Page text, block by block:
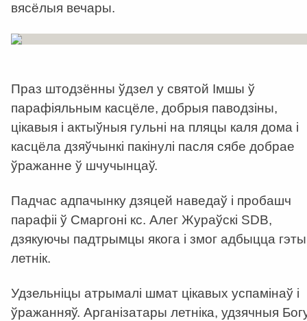
вясёлыя вечары.
Праз штодзённы ўдзел у святой Імшы ў
парафіяльным касцёле, добрыя паводзіны,
цікавыя і актыўныя гульні на пляцы каля дома і
касцёла дзяўчынкі пакінулі пасля сябе добрае
ўражанне ў шчучынцаў.
Падчас адпачынку дзяцей наведаў і пробашч
парафіі ў Смаргоні кс. Алег Жураўскі SDB,
дзякуючы падтрымцы якога і змог адбыцца гэты
летнік.
Удзельніцы атрымалі шмат цікавых успамінаў і
ўражанняў. Арганізатары летніка, удзячныя